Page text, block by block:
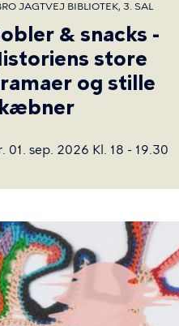
JAGTVEJ BIBLIOTEK, 3. SAL
& snacks -
store
og stille
01. sep. 2026 Kl. 18 - 19.30